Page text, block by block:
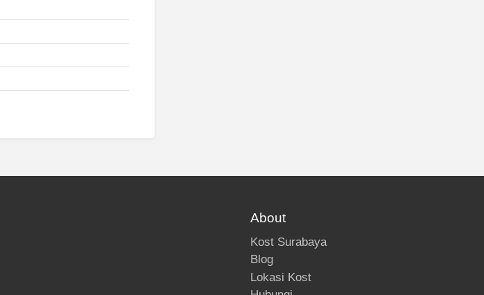
About
Kost Surabaya
Blog
Lokasi Kost